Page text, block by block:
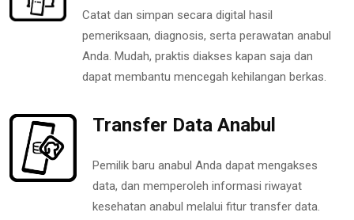
Catat dan simpan secara digital hasil
pemeriksaan, diagnosis, serta perawatan anabul
Anda. Mudah, praktis diakses kapan saja dan
dapat membantu mencegah kehilangan berkas.
Transfer Data Anabul
Pemilik baru anabul Anda dapat mengakses
data, dan memperoleh informasi riwayat
kesehatan anabul melalui fitur transfer data.